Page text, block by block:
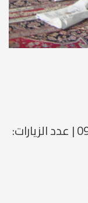
تاريخ الاضافة:-2019-12-24 09:52:57 | عدد الزيارات: